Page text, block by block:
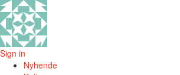
Sign in
Nyhende